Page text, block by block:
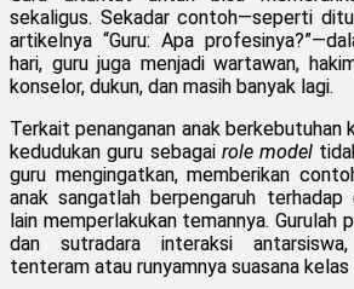
sekaligus. Sekadar contoh—seperti
artikelnya “Guru: Apa
hari, guru juga menjadi wartawan,
konselor, dukun, dan masih banyak lagi.
Terkait penanganan anak berkebutuhan
kedudukan guru sebagai role model
guru mengingatkan, memberikan
anak sangatlah berpengaruh terhadap
lain memperlakukan temannya. Gurulah
dan sutradara interaksi
tenteram atau runyamnya suasana kelas